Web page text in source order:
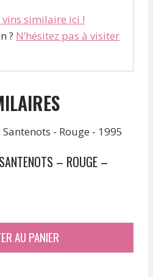
vins similaire ici !
? N’hésitez pas à visiter
– ROUGE –
AU PANIER